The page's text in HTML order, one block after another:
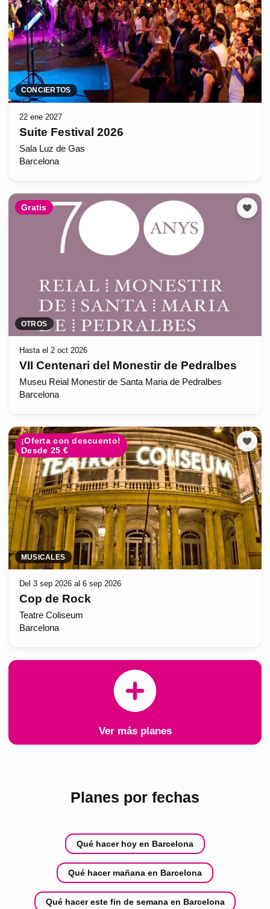
CONCIERTOS
22 ene 2027
Suite Festival 2026
Sala Luz de Gas
Barcelona
Gratis
OTROS
Hasta el 2 oct 2026
VII Centenari del Monestir de Pedralbes
Museu Reial Monestir de Santa Maria de Pedralbes
Barcelona
¡Oferta con descuento!
Desde 25 €
MUSICALES
Del 3 sep 2026 al 6 sep 2026
Cop de Rock
Teatre Coliseum
Barcelona
Ver más planes
Planes por fechas
Qué hacer hoy en Barcelona
Qué hacer mañana en Barcelona
Qué hacer este fin de semana en Barcelona